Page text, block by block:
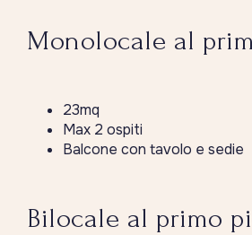
Monolocale al
23mq
Max 2 ospiti
Balcone con tavolo e sedie
Bilocale al primo